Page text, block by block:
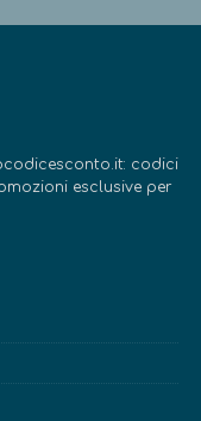
codici
esclusive per